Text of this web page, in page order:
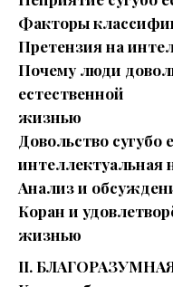
Факторы
Претензия на
Почему люди
естественной
жизнью
Довольство
интеллектуальная
Анализ и
Коран и
жизнью
II.